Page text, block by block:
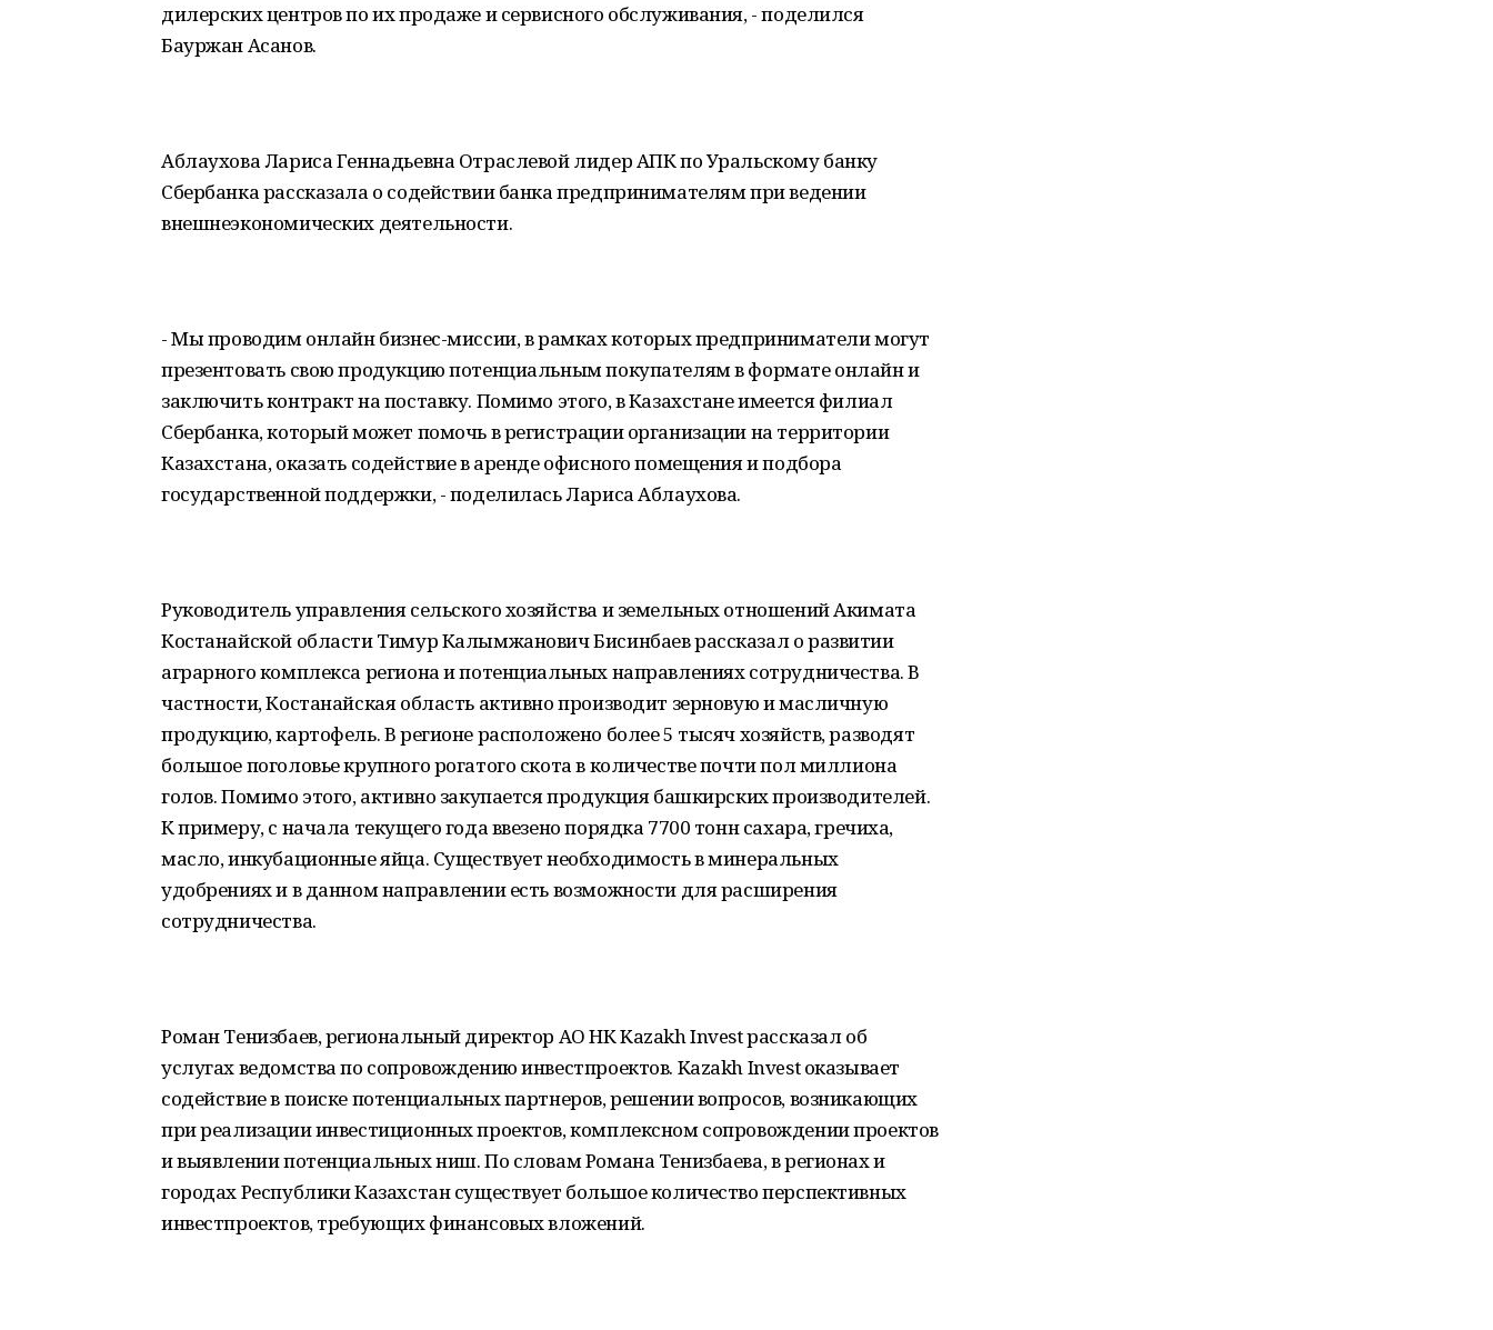
дилерских центров по их продаже и сервисного обслуживания, - поделился
Бауржан Асанов.
Аблаухова Лариса Геннадьевна Отраслевой лидер АПК по Уральскому банку
Сбербанка рассказала о содействии банка предпринимателям при ведении
внешнеэкономических деятельности.
- Мы проводим онлайн бизнес-миссии, в рамках которых предприниматели могут
презентовать свою продукцию потенциальным покупателям в формате онлайн и
заключить контракт на поставку. Помимо этого, в Казахстане имеется филиал
Сбербанка, который может помочь в регистрации организации на территории
Казахстана, оказать содействие в аренде офисного помещения и подбора
государственной поддержки, - поделилась Лариса Аблаухова.
Руководитель управления сельского хозяйства и земельных отношений Акимата
Костанайской области Тимур Калымжанович Бисинбаев рассказал о развитии
аграрного комплекса региона и потенциальных направлениях сотрудничества. В
частности, Костанайская область активно производит зерновую и масличную
продукцию, картофель. В регионе расположено более 5 тысяч хозяйств, разводят
большое поголовье крупного рогатого скота в количестве почти пол миллиона
голов. Помимо этого, активно закупается продукция башкирских производителей.
К примеру, с начала текущего года ввезено порядка 7700 тонн сахара, гречиха,
масло, инкубационные яйца. Существует необходимость в минеральных
удобрениях и в данном направлении есть возможности для расширения
сотрудничества.
Роман Тенизбаев, региональный директор АО НК Kazakh Invest рассказал об
услугах ведомства по сопровождению инвестпроектов. Kazakh Invest оказывает
содействие в поиске потенциальных партнеров, решении вопросов, возникающих
при реализации инвестиционных проектов, комплексном сопровождении проектов
и выявлении потенциальных ниш. По словам Романа Тенизбаева, в регионах и
городах Республики Казахстан существует большое количество перспективных
инвестпроектов, требующих финансовых вложений.